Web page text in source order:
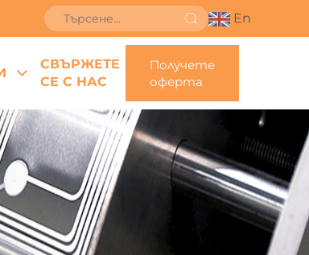
En
СВЪРЖЕТЕ
СЕ С НАС
Получете
оферта